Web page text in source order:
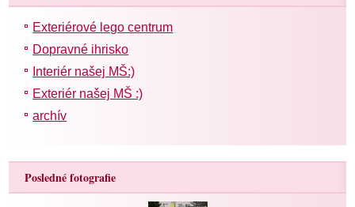
Exteriérové lego centrum
Dopravné ihrisko
Interiér našej MŠ:)
Exteriér našej MŠ :)
archív
Posledné fotografie